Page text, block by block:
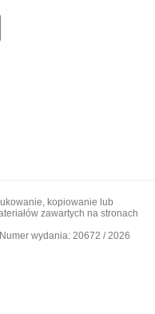
kopiowanie lub
zawartych na stronach
wydania: 20672 / 2026